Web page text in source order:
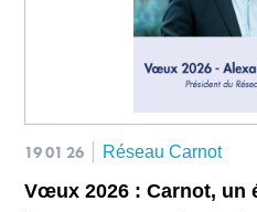
19 01 26 Réseau Carnot
Vœux 2026 : Carnot, un